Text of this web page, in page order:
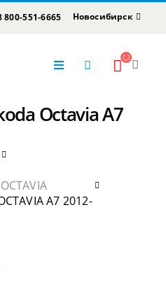
800-551-6665 Новосибирск
Octavia А7
А7 2012-